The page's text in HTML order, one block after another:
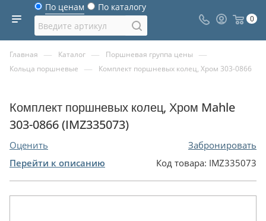
По ценам По каталогу
0
Главная — Каталог — Поршневая группа цены —
Кольца поршневые — Комплект поршневых колец, Хром 303-0866
Комплект поршневых колец, Хром Mahle
303-0866 (IMZ335073)
Оценить
Забронировать
Перейти к описанию
Код товара: IMZ335073